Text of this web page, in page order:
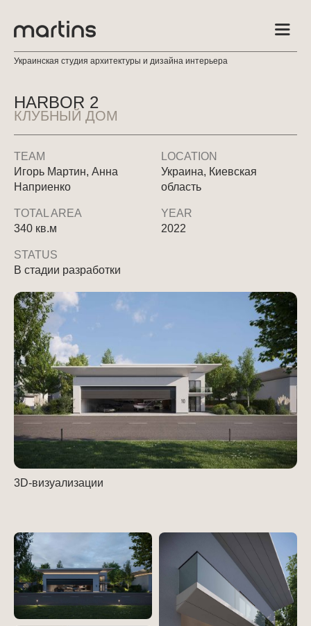
Украинская студия архитектуры и дизайна интерьера
HARBOR 2
КЛУБНЫЙ ДОМ
TEAM
Игорь Мартин, Анна
Наприенко
LOCATION
Украина, Киевская
область
TOTAL AREA
340 кв.м
YEAR
2022
STATUS
В стадии разработки
3D-визуализации